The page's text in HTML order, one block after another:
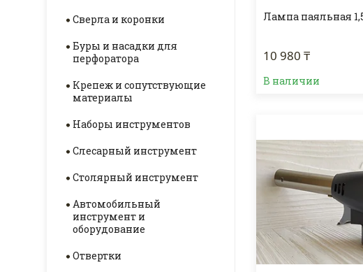
Лампа паяльная
10 980 ₸
В наличии
Сверла и коронки
Буры и насадки для
перфоратора
Крепеж и сопутствующие
материалы
Наборы инструментов
Слесарный инструмент
Столярный инструмент
Автомобильный
инструмент и
оборудование
Отвертки